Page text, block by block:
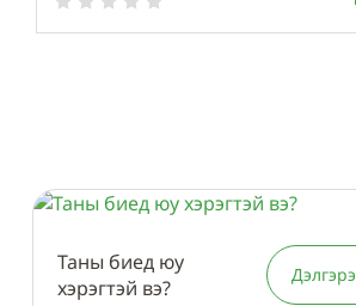
Таны биед юу
хэрэгтэй вэ?